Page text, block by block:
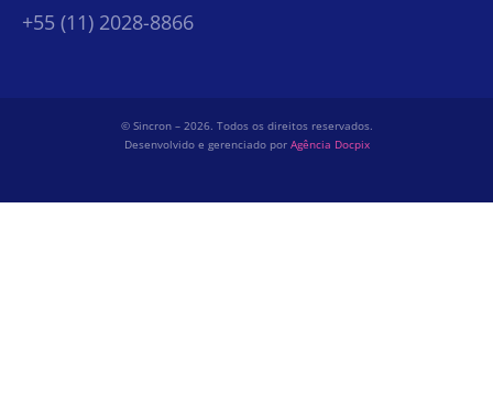
+55 (11) 2028-8866
© Sincron – 2026. Todos os direitos reservados.
Desenvolvido e gerenciado por Agência Docpix